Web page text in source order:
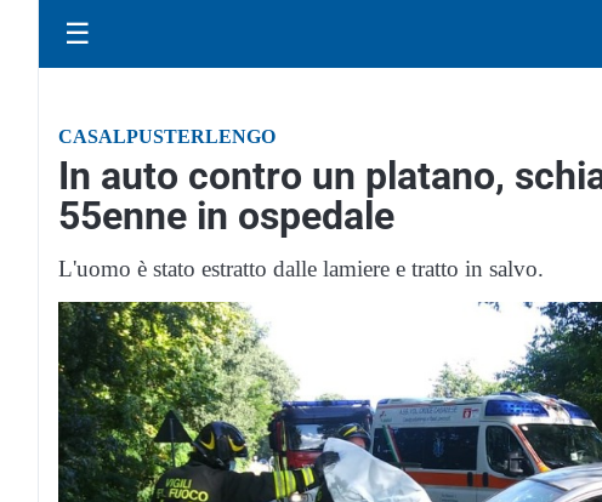
☰
CASALPUSTERLENGO
In auto contro un platano,
55enne in ospedale
L'uomo è stato estratto dalle lamiere e tratto in salvo.